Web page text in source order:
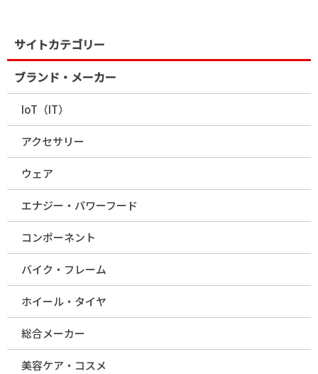
サイトカテゴリー
ブランド・メーカー
IoT（IT）
アクセサリー
ウェア
エナジー・パワーフード
コンポーネント
バイク・フレーム
ホイール・タイヤ
総合メーカー
美容ケア・コスメ